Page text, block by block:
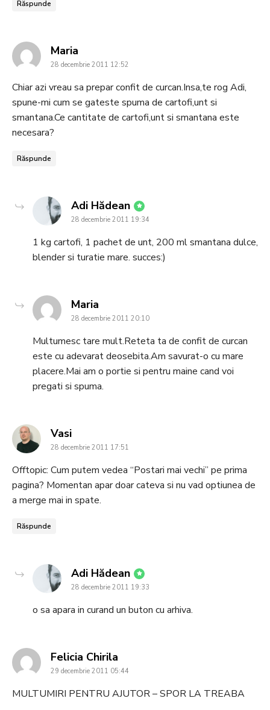
Răspunde
Maria
28 decembrie 2011 12:52
Chiar azi vreau sa prepar confit de curcan.Insa,te rog Adi,
spune-mi cum se gateste spuma de cartofi,unt si
smantana.Ce cantitate de cartofi,unt si smantana este
necesara?
Răspunde
Adi Hădean says:
28 decembrie 2011 19:34
1 kg cartofi, 1 pachet de unt, 200 ml smantana dulce,
blender si turatie mare. succes:)
Maria
28 decembrie 2011 20:10
Multumesc tare mult.Reteta ta de confit de curcan
este cu adevarat deosebita.Am savurat-o cu mare
placere.Mai am o portie si pentru maine cand voi
pregati si spuma.
Vasisays:
28 decembrie 2011 17:51
Offtopic: Cum putem vedea “Postari mai vechi” pe prima
pagina? Momentan apar doar cateva si nu vad optiunea de
a merge mai in spate.
Răspunde
Adi Hădean says:
28 decembrie 2011 19:33
o sa apara in curand un buton cu arhiva.
Felicia Chirila
29 decembrie 2011 05:44
MULTUMIRI PENTRU AJUTOR – SPOR LA TREABA